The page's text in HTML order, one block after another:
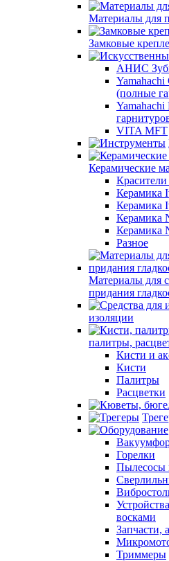
Материалы для
Замковые
АНИС
(полные
VITA MFT
Керамические
Керамика
Керамика
Керамика
Керамика
Разное
Материалы для
придания
изоляции
палитры,
Кисти и
Кисти
Палитры
Расцветки
Горелки
Пылесосы
восками
Запчасти,
Триммеры